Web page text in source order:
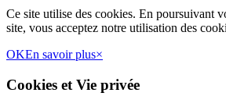
Ce site utilise des cookies. En poursuivant
site, vous acceptez notre utilisation des
OKEn savoir plus×
Cookies et Vie privée